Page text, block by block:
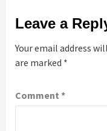
Leave a
Your email address
are marked *
Comment *